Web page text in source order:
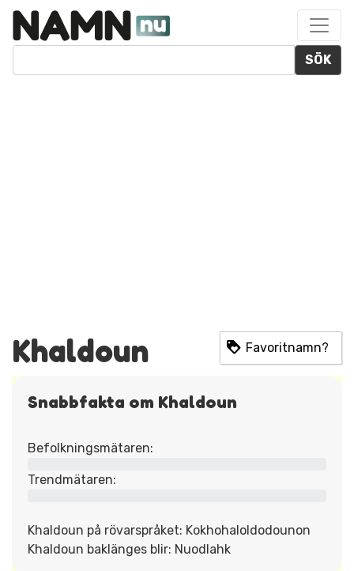
SÖK
Khaldoun Favoritnamn?
Snabbfakta om Khaldoun
Befolkningsmätaren:
Trendmätaren:
Khaldoun på rövarspråket: Kokhohaloldodounon
Khaldoun baklänges blir: Nuodlahk